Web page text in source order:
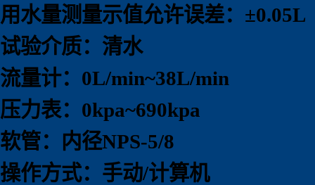
用水量测量示值允许误差：±0.05L
试验介质：清水
流量计：0L/min~38L/min
压力表：0kpa~690kpa
软管：内径NPS-5/8
操作方式：手动/计算机